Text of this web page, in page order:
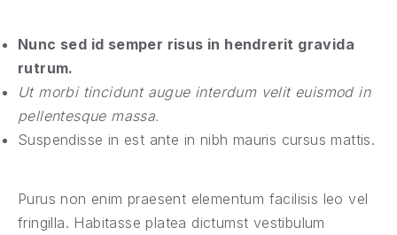
Nunc sed id semper risus in hendrerit gravida
rutrum.
Ut morbi tincidunt augue interdum velit euismod in
pellentesque massa.
Suspendisse in est ante in nibh mauris cursus mattis.
Purus non enim praesent elementum facilisis leo vel
fringilla. Habitasse platea dictumst vestibulum